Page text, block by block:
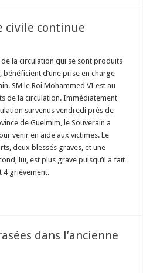
civile continue
la circulation qui se sont produits
d’une prise en charge
SM le Roi Mohammed VI est au
de la circulation. Immédiatement
survenus vendredi près de
de Guelmim, le Souverain a
venir en aide aux victimes. Le
deux blessés graves, et une
lui, est plus grave puisqu’il a fait
4 grièvement.
dans l’ancienne